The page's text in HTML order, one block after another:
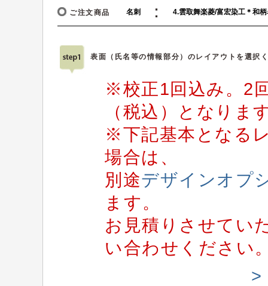
ご注文商品 ：
表面（氏名等の情報部分）のレイアウトを選択
※校正1回込み。2
（税込）となりま
※下記基本となる
場合は、
別途デザインオプ
ます。
お見積りさせてい
い合わせください
>